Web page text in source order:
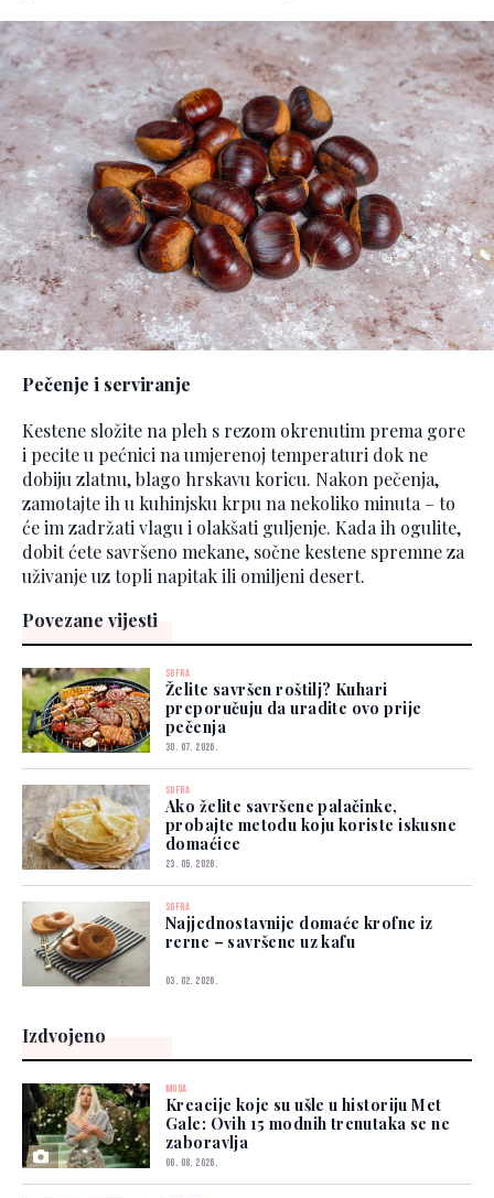
Pečenje i serviranje
Kestene složite na pleh s rezom okrenutim prema gore
i pecite u pećnici na umjerenoj temperaturi dok ne
dobiju zlatnu, blago hrskavu koricu. Nakon pečenja,
zamotajte ih u kuhinjsku krpu na nekoliko minuta – to
će im zadržati vlagu i olakšati guljenje. Kada ih ogulite,
dobit ćete savršeno mekane, sočne kestene spremne za
uživanje uz topli napitak ili omiljeni desert.
Povezane vijesti
SOFRA
Želite savršen roštilj? Kuhari
preporučuju da uradite ovo prije
pečenja
30. 07. 2026.
SOFRA
Ako želite savršene palačinke,
probajte metodu koju koriste iskusne
domaćice
23. 05. 2026.
SOFRA
Najjednostavnije domaće krofne iz
rerne – savršene uz kafu
03. 02. 2026.
Izdvojeno
MODA
Kreacije koje su ušle u historiju Met
Gale: Ovih 15 modnih trenutaka se ne
zaboravlja
06. 08. 2026.